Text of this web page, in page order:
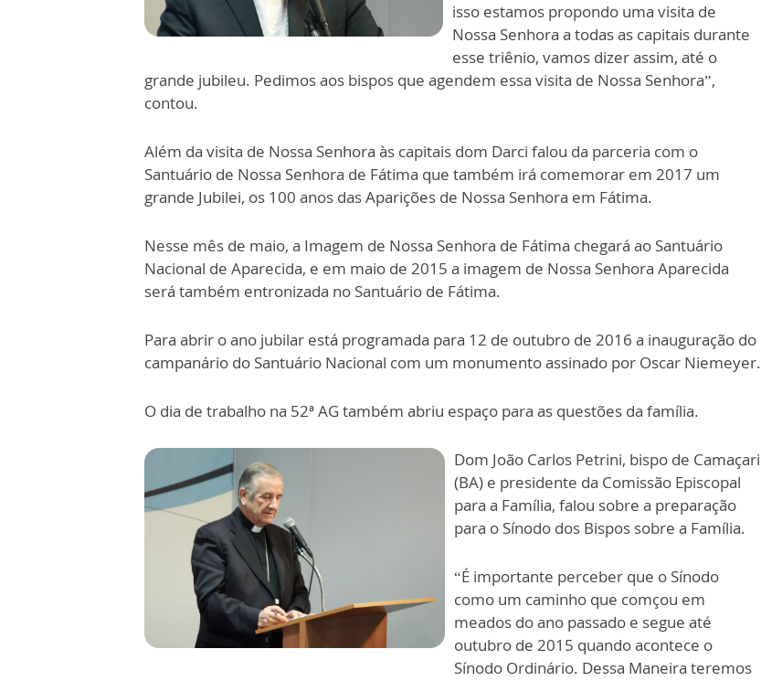
isso estamos propondo uma visita de
Nossa Senhora a todas as capitais durante
esse triênio, vamos dizer assim, até o
grande jubileu. Pedimos aos bispos que agendem essa visita de Nossa Senhora”,
contou.
Além da visita de Nossa Senhora às capitais dom Darci falou da parceria com o
Santuário de Nossa Senhora de Fátima que também irá comemorar em 2017 um
grande Jubilei, os 100 anos das Aparições de Nossa Senhora em Fátima.
Nesse mês de maio, a Imagem de Nossa Senhora de Fátima chegará ao Santuário
Nacional de Aparecida, e em maio de 2015 a imagem de Nossa Senhora Aparecida
será também entronizada no Santuário de Fátima.
Para abrir o ano jubilar está programada para 12 de outubro de 2016 a inauguração do
campanário do Santuário Nacional com um monumento assinado por Oscar Niemeyer.
O dia de trabalho na 52ª AG também abriu espaço para as questões da família.
Dom João Carlos Petrini, bispo de Camaçari
(BA) e presidente da Comissão Episcopal
para a Família, falou sobre a preparação
para o Sínodo dos Bispos sobre a Família.
“É importante perceber que o Sínodo
como um caminho que comçou em
meados do ano passado e segue até
outubro de 2015 quando acontece o
Sínodo Ordinário. Dessa Maneira teremos